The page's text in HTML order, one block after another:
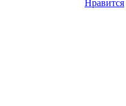
Нравится